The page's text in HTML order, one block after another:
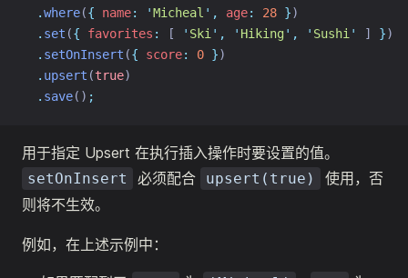
.where({ name: 'Micheal ' , age: 28 })
. set ({ favorites : [ ' Ski ' , ' Hiking' , ' Sushi ' ] })
. setOnInsert ({ score: 0 })
. upsert (true)
. save() ;
用于指定 Upsert 在执行插入操作时要设置的值。
setOnInsert 必须配合 upsert(true)
使用，否
则将不生效。
例如，在上述示例中：